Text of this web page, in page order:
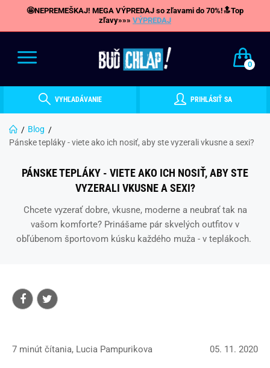
🤩NEPREMEŠKAJ! MEGA VÝPREDAJ so zľavami do 70%!🔝Top
zľavy»»» VÝPREDAJ
0
VYHĽADÁVANIE PRIHLÁSIŤ SA
Blog
Pánske tepláky - viete ako ich nosiť, aby ste vyzerali vkusne a sexi?
PÁNSKE TEPLÁKY - VIETE AKO ICH NOSIŤ, ABY STE
VYZERALI VKUSNE A SEXI?
Chcete vyzerať dobre, vkusne, moderne a neubrať tak na
vašom komforte? Prinášame pár skvelých outfitov v
obľúbenom športovom kúsku každého muža - v teplákoch.
7 minút čítania, Lucia Pampurikova 05. 11. 2020